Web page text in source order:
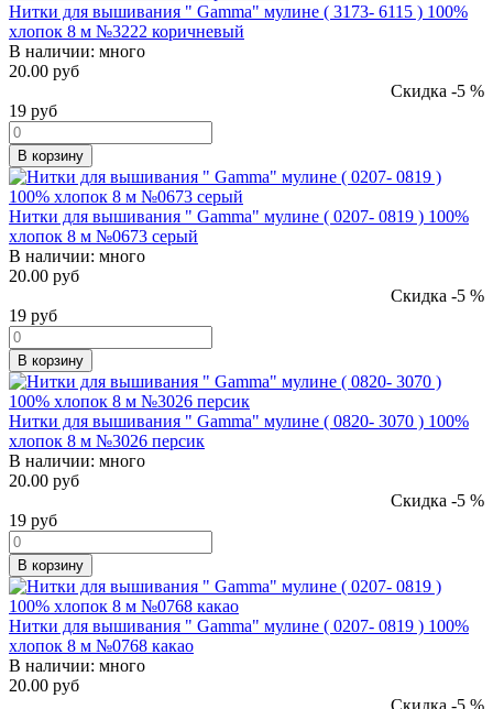
Нитки для вышивания " Gamma" мулине ( 3173- 6115 ) 100%
хлопок 8 м №3222 коричневый
В наличии: много
20.00 руб
Скидка -5 %
19 руб
В корзину
Нитки для вышивания " Gamma" мулине ( 0207- 0819 ) 100%
хлопок 8 м №0673 серый
В наличии: много
20.00 руб
Скидка -5 %
19 руб
В корзину
Нитки для вышивания " Gamma" мулине ( 0820- 3070 ) 100%
хлопок 8 м №3026 персик
В наличии: много
20.00 руб
Скидка -5 %
19 руб
В корзину
Нитки для вышивания " Gamma" мулине ( 0207- 0819 ) 100%
хлопок 8 м №0768 какао
В наличии: много
20.00 руб
Скидка -5 %